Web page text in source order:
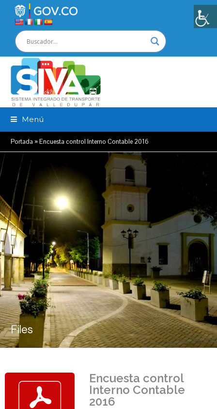
Menú
Portada »Encuesta control Interno Contable 2016
Files
Encuesta control
Interno Contable
2016